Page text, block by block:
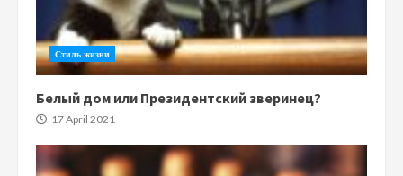
Стиль жизни
Белый дом или Президентский зверинец?
17 April 2021